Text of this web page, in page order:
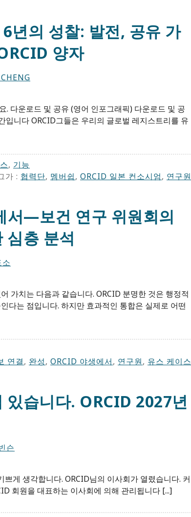
년의 성찰: 발전, 공유 가
양자
. 다운로드 및 공유 (영어 인포그래픽) 다운로드 및 공
입니다 ORCID그들은 우리의 글로벌 레지스트리를 유
, 기능
가 : 협력단, 멤버쉽, ORCID 일본 컨소시엄, 연구원
서—보건 연구 위원회의
심층 분석
가치는 다음과 같습니다. ORCID 분명한 것은 행정적
다는 점입니다. 하지만 효과적인 통합은 실제로 어떤
연결, 완성, ORCID 야생에서, 연구원, 유스 케이스
있습니다. ORCID 2027년
슨
게 생각합니다. ORCID님의 이사회가 열렸습니다. 커
회원을 대표하는 이사회에 의해 관리됩니다 [...]